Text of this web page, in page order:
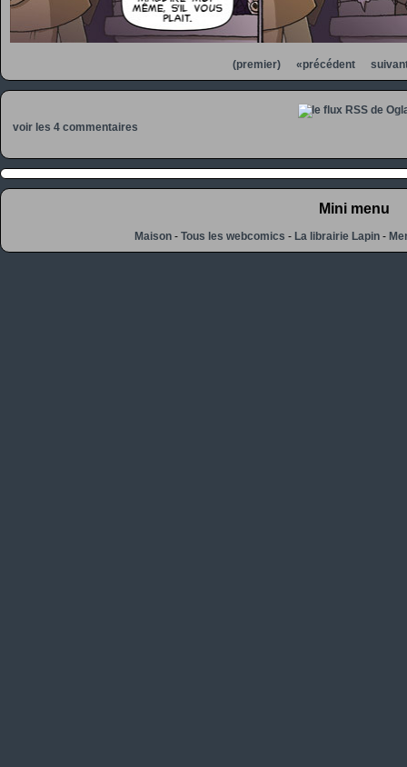
(premier) «précédent
voir les 4 commentaires
Mini menu
Maison -Tous les webcomics -La librairie Lapin -